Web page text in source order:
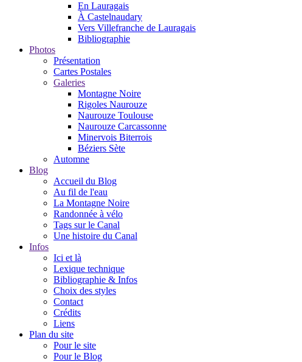
En Lauragais
À Castelnaudary
Vers Villefranche de Lauragais
Bibliographie
Photos
Présentation
Cartes Postales
Galeries
Montagne Noire
Rigoles Naurouze
Naurouze Toulouse
Naurouze Carcassonne
Minervois Biterrois
Béziers Sète
Automne
Blog
Accueil du Blog
Au fil de l'eau
La Montagne Noire
Randonnée à vélo
Tags sur le Canal
Une histoire du Canal
Infos
Ici et là
Lexique technique
Bibliographie & Infos
Choix des styles
Contact
Crédits
Liens
Plan du site
Pour le site
Pour le Blog